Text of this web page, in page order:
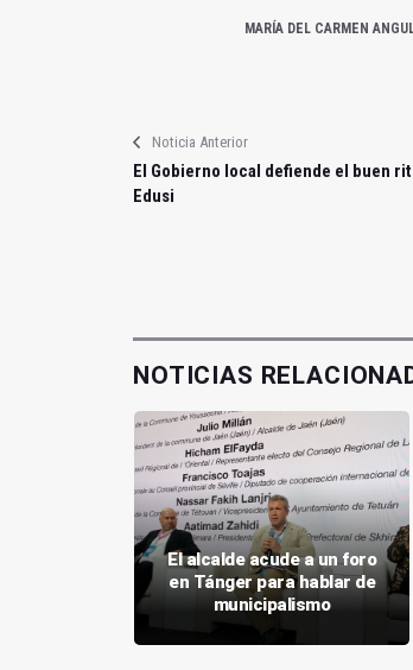
MARÍA DEL CARMEN
Noticia Anterior
El Gobierno local defiende el buen
Edusi
NOTICIAS
El alcalde acude a un foro
en Tánger para hablar de
municipalismo